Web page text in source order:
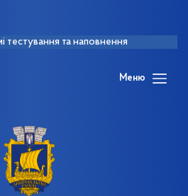
тестування та наповнення
Меню